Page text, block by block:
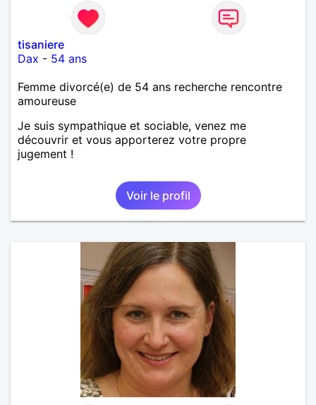
tisaniere
Dax - 54 ans
Femme divorcé(e) de 54 ans recherche rencontre
amoureuse
Je suis sympathique et sociable, venez me
découvrir et vous apporterez votre propre
jugement !
Voir le profil